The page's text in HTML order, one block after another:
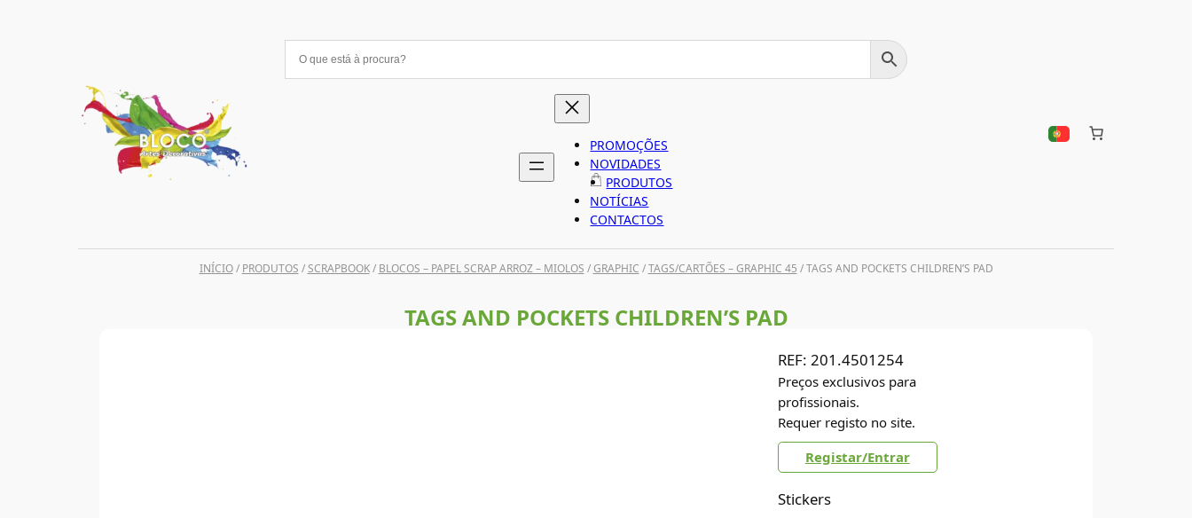
PROMOÇÕES
NOVIDADES
PRODUTOS
NOTÍCIAS
CONTACTOS
INÍCIO/ PRODUTOS /SCRAPBOOK/ BLOCOS – PAPEL SCRAP ARROZ – MIOLOS /GRAPHIC /TAGS/CARTÕES – GRAPHIC 45 / TAGS AND POCKETS CHILDREN’S PAD
TAGS AND POCKETS CHILDREN’S PAD
REF: 201.4501254
Preços exclusivos para
profissionais.
Requer registo no site.
Registar/Entrar
Stickers